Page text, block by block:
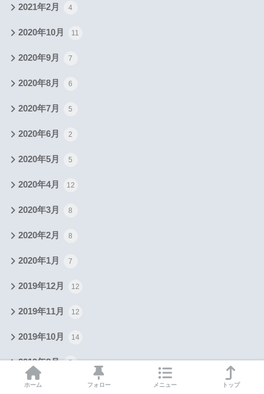
2021年2月 4
2020年10月 11
2020年9月 7
2020年8月 6
2020年7月 5
2020年6月 2
2020年5月 5
2020年4月 12
2020年3月 8
2020年2月 8
2020年1月 7
2019年12月 12
2019年11月 12
2019年10月 14
2019年8月 2
2019年6月
ホーム フォロー メニュー トップ